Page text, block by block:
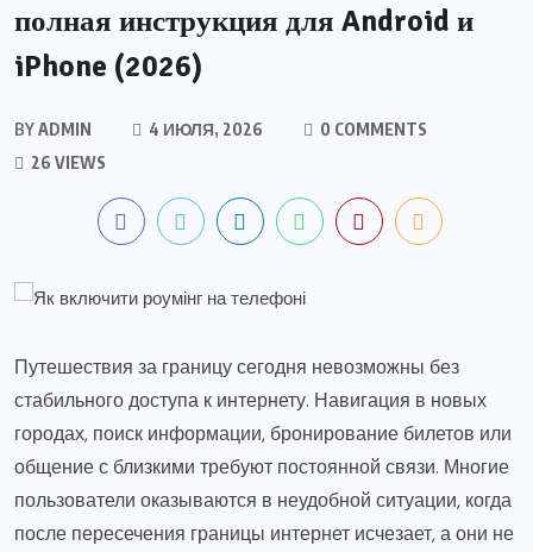
полная инструкция для Android и
iPhone (2026)
BYADMIN 4 ИЮЛЯ, 2026
0 COMMENTS
26 VIEWS
Путешествия за границу сегодня невозможны без
стабильного доступа к интернету. Навигация в новых
городах, поиск информации, бронирование билетов или
общение с близкими требуют постоянной связи. Многие
пользователи оказываются в неудобной ситуации, когда
после пересечения границы интернет исчезает, а они не